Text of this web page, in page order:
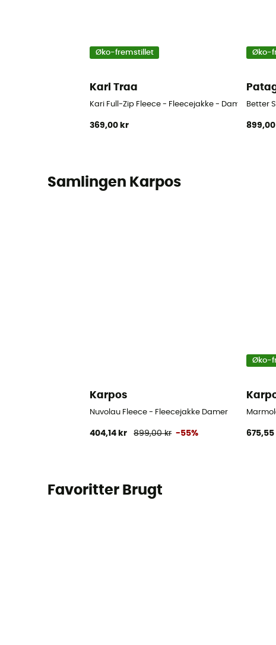
Øko-fremstillet
Kari Traa
Kari Full-Zip Fleece - Fleecejakke - Damer
369,00 kr
Øko-
Better
Samlingen Karpos
Karpos
Nuvolau Fleece - Fleecejakke Damer
404,14 kr 899,00 kr -55%
Øko-
675,55
Favoritter Brugt